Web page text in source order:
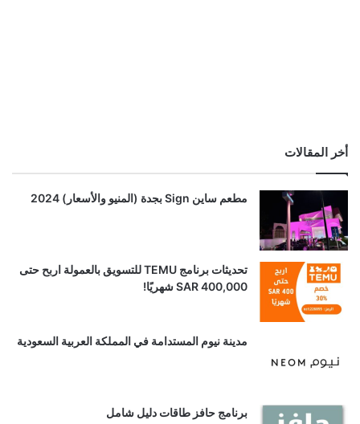
أخر المقالات
مطعم ساين Sign بجدة (المنيو والأسعار) 2024
تحديثات برنامج TEMU للتسويق بالعمولة اربح حتى
SAR 400,000 شهريًا!
مدينة نيوم المستدامة في المملكة العربية السعودية
برنامج حافز طاقات دليل شامل